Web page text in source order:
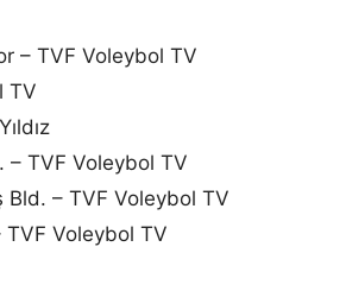
– TVF Voleybol TV
TV
– TVF Voleybol TV
Bld. – TVF Voleybol TV
Voleybol TV